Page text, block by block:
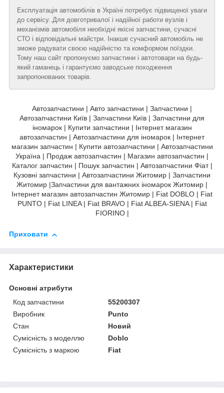
Експлуатація автомобілів в Україні потребує підвищеної уваги
до сервісу..Для довготривалої і надійної работи вузлів і
механізмів автомобіля необхідні якісні запчастини, сучасні
СТО і відповідальні майстри. Інакше сучасний автомобіль не
зможе радувати своєю надійністю та комформом поїздки.
Тому наш сайт пропонуємо запчастини і автотовари на будь-
який гаманець і гарантуємо заводське походження
запропонованих товарів.
Автозапчастини | Авто запчастини | Запчастини |
Автозапчастини Київ | Запчастини Київ | Запчастини для
іномарок | Купити запчастини | Інтернет магазин
автозапчастин | Автозапчастини для іномарок | Інтернет
магазин запчастин | Купити автозапчастини | Автозапчастини
Україна | Продаж автозапчастин | Магазин автозапчастин |
Каталог запчастин | Пошук запчастин | Автозапчастини Фіат |
Кузовні запчастини | Автозапчастини Житомир | Запчастини
Житомир |Запчастини для вантажних іномарок Житомир |
Інтернет магазин автозапчастин Житомир | Fiat DOBLO | Fiat
PUNTO | Fiat LINEA | Fiat BRAVO | Fiat ALBEA-SIENA | Fiat
FIORINO |
Приховати
Характеристики
Основні атрибути
Код запчастини
55200307
Виробник
Punto
Стан
Новий
Сумісність з моделлю
Doblo
Сумісність з маркою
Fiat